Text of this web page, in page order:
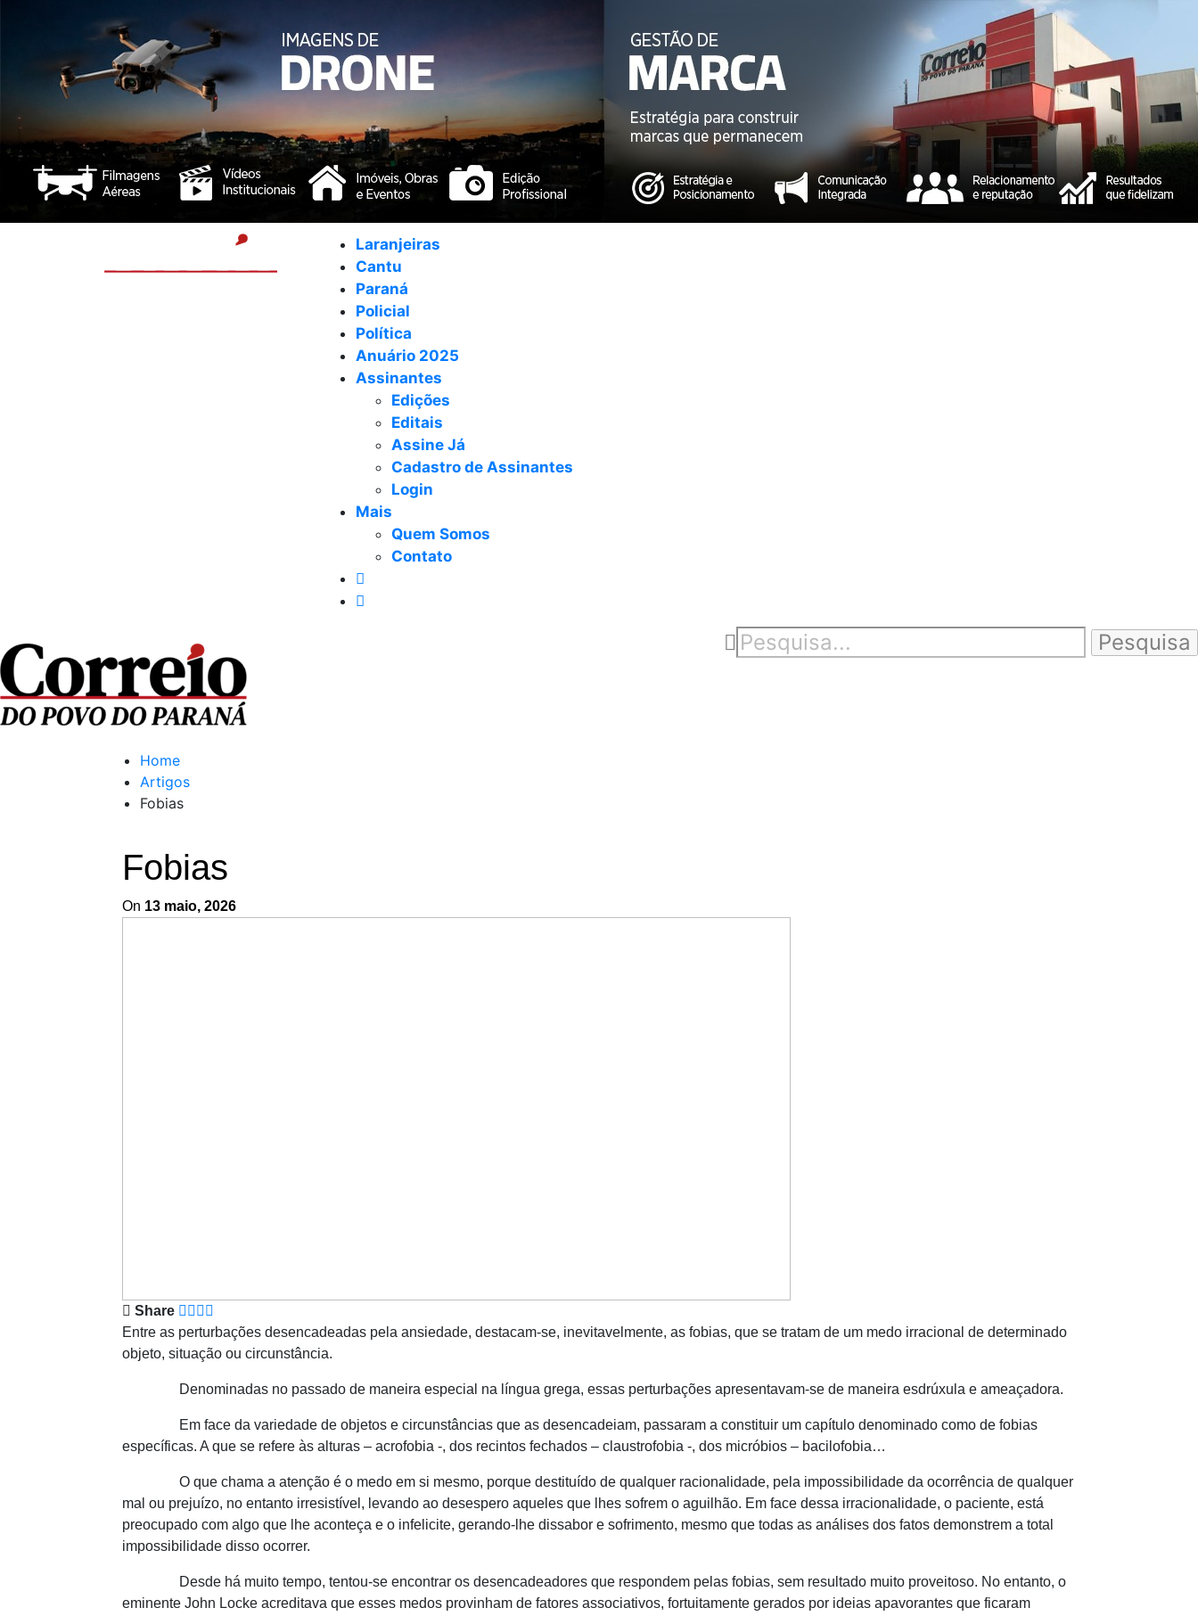
Laranjeiras
Cantu
Paraná
Policial
Política
Anuário 2025
Assinantes
Edições
Editais
Assine Já
Cadastro de Assinantes
Login
Mais
Quem Somos
Contato
Home
Artigos
Fobias
Fobias
On 13 maio, 2026
Share
Entre as perturbações desencadeadas pela ansiedade, destacam-se, inevitavelmente, as fobias, que se tratam de um medo irracional de determinado
objeto, situação ou circunstância.
Denominadas no passado de maneira especial na língua grega, essas perturbações apresentavam-se de maneira esdrúxula e ameaçadora.
Em face da variedade de objetos e circunstâncias que as desencadeiam, passaram a constituir um capítulo denominado como de fobias
específicas. A que se refere às alturas – acrofobia -, dos recintos fechados – claustrofobia -, dos micróbios – bacilofobia…
O que chama a atenção é o medo em si mesmo, porque destituído de qualquer racionalidade, pela impossibilidade da ocorrência de qualquer
mal ou prejuízo, no entanto irresistível, levando ao desespero aqueles que lhes sofrem o aguilhão. Em face dessa irracionalidade, o paciente, está
preocupado com algo que lhe aconteça e o infelicite, gerando-lhe dissabor e sofrimento, mesmo que todas as análises dos fatos demonstrem a total
impossibilidade disso ocorrer.
Desde há muito tempo, tentou-se encontrar os desencadeadores que respondem pelas fobias, sem resultado muito proveitoso. No entanto, o
eminente John Locke acreditava que esses medos provinham de fatores associativos, fortuitamente gerados por ideias apavorantes que ficaram